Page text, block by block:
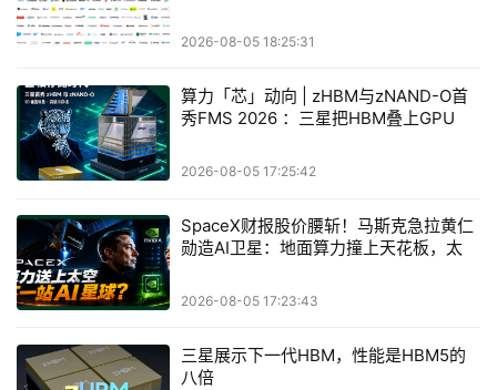
2026-08-05 18:25:31
算力「芯」动向 | zHBM与zNAND-O首
秀FMS 2026 ：三星把HBM叠上GPU头
力在哪？
2026-08-05 17:25:42
SpaceX财报股价腰斩！马斯克急拉黄仁
勋造AI卫星：地面算力撞上天花板，太空
2026-08-05 17:23:43
三星展示下一代HBM，性能是HBM5的
八倍